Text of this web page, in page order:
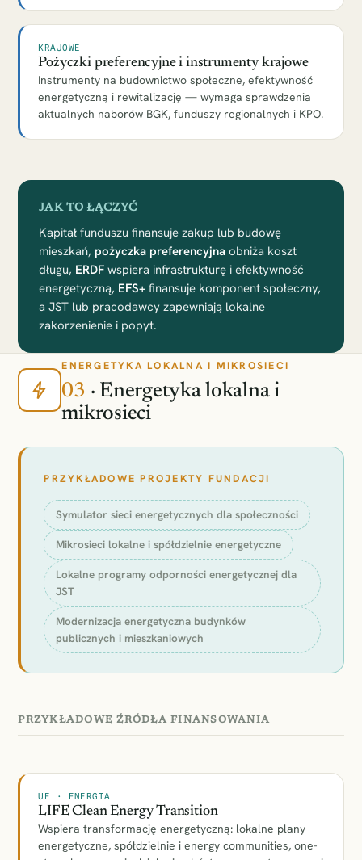
KRAJOWE
Pożyczki preferencyjne i instrumenty krajowe
Instrumenty na budownictwo społeczne, efektywność
energetyczną i rewitalizację — wymaga sprawdzenia
aktualnych naborów BGK, funduszy regionalnych i KPO.
JAK TO ŁĄCZYĆ
Kapitał funduszu finansuje zakup lub budowę
mieszkań, pożyczka preferencyjna obniża koszt
długu, ERDF wspiera infrastrukturę i efektywność
energetyczną, EFS+ finansuje komponent społeczny,
a JST lub pracodawcy zapewniają lokalne
zakorzenienie i popyt.
ENERGETYKA LOKALNA I MIKROSIECI
03 · Energetyka lokalna i
mikrosieci
PRZYKŁADOWE PROJEKTY FUNDACJI
Symulator sieci energetycznych dla społeczności
Mikrosieci lokalne i spółdzielnie energetyczne
Lokalne programy odporności energetycznej dla
JST
Modernizacja energetyczna budynków
publicznych i mieszkaniowych
PRZYKŁADOWE ŹRÓDŁA FINANSOWANIA
UE · ENERGIA
LIFE Clean Energy Transition
Wspiera transformację energetyczną: lokalne plany
energetyczne, spółdzielnie i energy communities, one-